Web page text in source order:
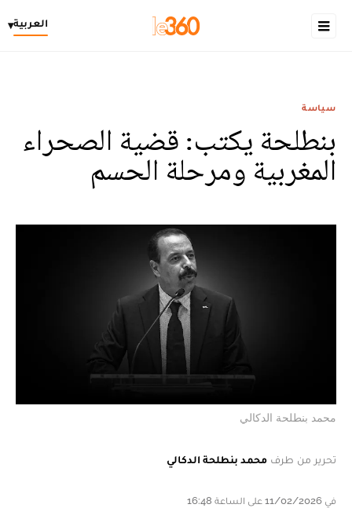
العربية▾
سياسة
بنطلحة يكتب: قضية الصحراء
المغربية ومرحلة الحسم
محمد بنطلحة الدكالي
تحرير من طرف محمد بنطلحة الدكالي
في 11/02/2026 على الساعة 16:48